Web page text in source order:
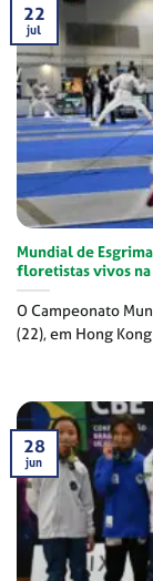
Mundial de
floretistas vivos
O Campeonato
(22), em Hong
22
jul
28
jun